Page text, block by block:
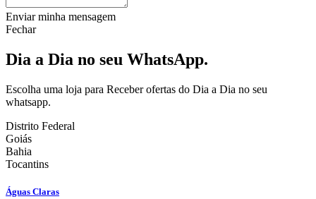
Enviar minha mensagem
Fechar
Dia a Dia no seu WhatsApp.
Escolha uma loja para Receber ofertas do Dia a Dia no seu
whatsapp.
Distrito Federal
Goiás
Bahia
Tocantins
Águas Claras